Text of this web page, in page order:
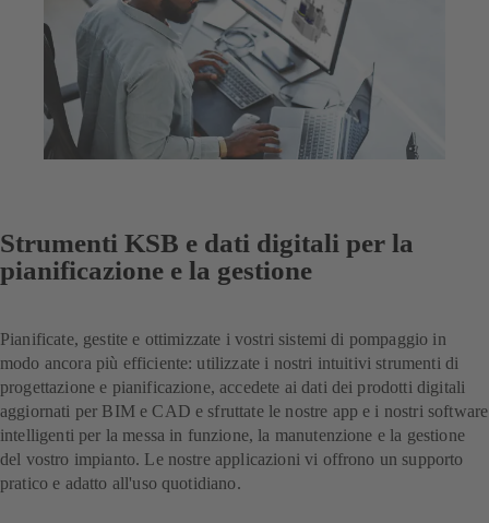
Strumenti KSB e dati digitali per la
pianificazione e la gestione
Pianificate, gestite e ottimizzate i vostri sistemi di pompaggio in
modo ancora più efficiente: utilizzate i nostri intuitivi strumenti di
progettazione e pianificazione, accedete ai dati dei prodotti digitali
aggiornati per BIM e CAD e sfruttate le nostre app e i nostri software
intelligenti per la messa in funzione, la manutenzione e la gestione
del vostro impianto. Le nostre applicazioni vi offrono un supporto
pratico e adatto all'uso quotidiano.